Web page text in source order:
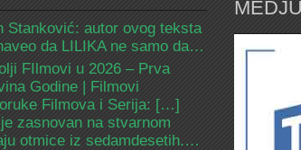
Stanković: autor ovog teksta
da LILIKA ne samo da…
FIlmovi u 2026 – Prva
Godine | Filmovi
Filmova i Serija: […]
zasnovan na stvarnom
otmice iz sedamdesetih.…